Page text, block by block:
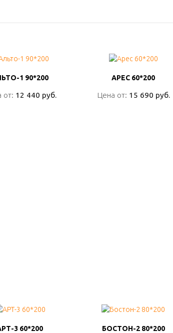
1 90*200
от: 12 440 руб.
1 90*200
от: 12 440 руб.
АРЕС 60*200
Цена от: 15 690 руб.
АРЕС 60*200
Цена от: 15 690 руб.
3 60*200
3 60*200 БОСТОН-2 80*200
БОСТОН-2 80*200